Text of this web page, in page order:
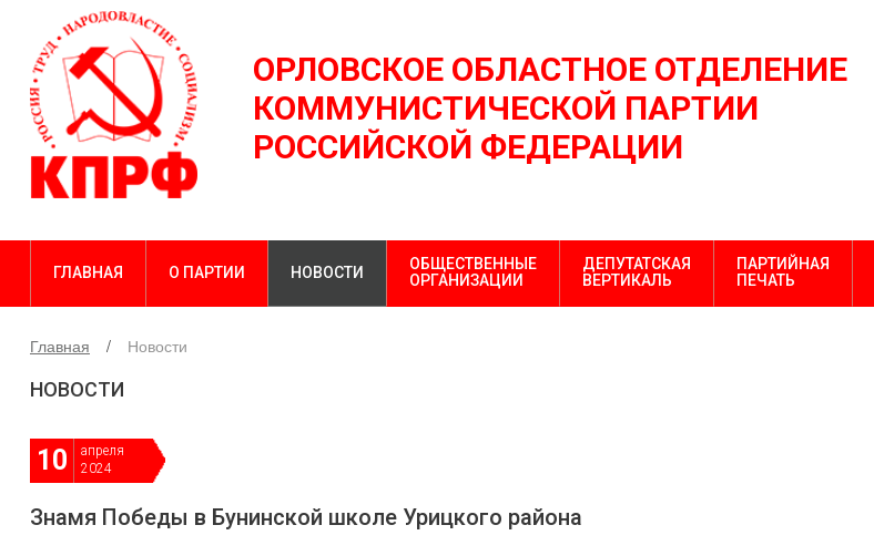
ОРЛОВСКОЕ ОБЛАСТНОЕ ОТДЕЛЕНИЕ
КОММУНИСТИЧЕСКОЙ ПАРТИИ
РОССИЙСКОЙ ФЕДЕРАЦИИ
ГЛАВНАЯ О ПАРТИИ НОВОСТИ
ОБЩЕСТВЕННЫЕ
ОРГАНИЗАЦИИ
ДЕПУТАТСКАЯ
ВЕРТИКАЛЬ
ПАРТИЙНАЯ
ПЕЧАТЬ
Главная Новости
НОВОСТИ
10
апреля
2024
Знамя Победы в Бунинской школе Урицкого района